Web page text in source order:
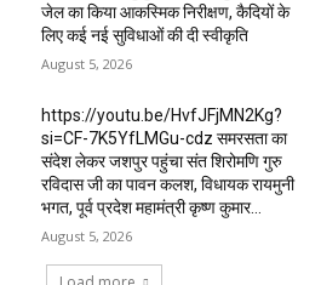
जेल का किया आकस्मिक निरीक्षण, कैदियों के
लिए कई नई सुविधाओं की दी स्वीकृति
August 5, 2026
https://youtu.be/HvfJFjMN2Kg?
si=CF-7K5YfLMGu-cdz समरसता का
संदेश लेकर जशपुर पहुंचा संत शिरोमणि गुरु
रविदास जी का पावन कलश, विधायक रायमुनी
भगत, पूर्व प्रदेश महामंत्री कृष्ण कुमार...
August 5, 2026